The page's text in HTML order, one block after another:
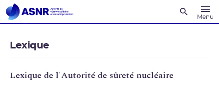
Menu
Lexique
Lexique de l'Autorité de sûreté nucléaire